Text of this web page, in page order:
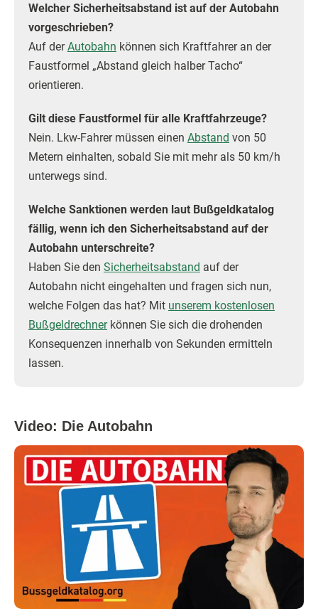
Welcher Sicherheitsabstand ist auf der Autobahn
vorgeschrieben?
Auf derAutobahn können sich Kraftfahrer an der
Faustformel „Abstand gleich halber Tacho“
orientieren.
Gilt diese Faustformel für alle Kraftfahrzeuge?
Nein. Lkw-Fahrer müssen einen Abstand von 50
Metern einhalten, sobald Sie mit mehr als 50 km/h
unterwegs sind.
Welche Sanktionen werden laut Bußgeldkatalog
fällig, wenn ich den Sicherheitsabstand auf der
Autobahn unterschreite?
Haben Sie den Sicherheitsabstand auf der
Autobahn nicht eingehalten und fragen sich nun,
welche Folgen das hat? Mit unserem kostenlosen
Bußgeldrechnerkönnen Sie sich die drohenden
Konsequenzen innerhalb von Sekunden ermitteln
lassen.
Video: Die Autobahn